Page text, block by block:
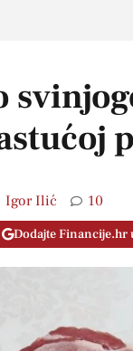
Igor Ilić 10
Dodajte Financije.hr